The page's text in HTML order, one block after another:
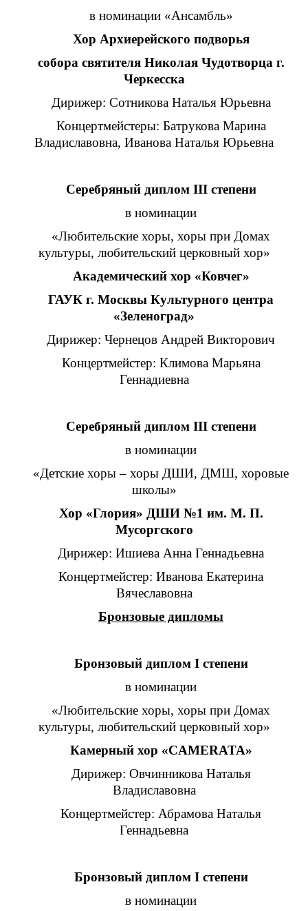
в номинации «Ансамбль»
Хор Архиерейского подворья
собора святителя Николая Чудотворца г.
Черкесска
Дирижер: Сотникова Наталья Юрьевна
Концертмейстеры: Батрукова Марина
Владиславовна, Иванова Наталья Юрьевна
Серебряный диплом III степени
в номинации
«Любительские хоры, хоры при Домах
культуры, любительский церковный хор»
Академический хор «Ковчег»
ГАУК г. Москвы Культурного центра
«Зеленоград»
Дирижер: Чернецов Андрей Викторович
Концертмейстер: Климова Марьяна
Геннадиевна
Серебряный диплом III степени
в номинации
«Детские хоры – хоры ДШИ, ДМШ, хоровые
школы»
Хор «Глория» ДШИ №1 им. М. П.
Мусоргского
Дирижер: Ишиева Анна Геннадьевна
Концертмейстер: Иванова Екатерина
Вячеславовна
Бронзовые дипломы
Бронзовый диплом I степени
в номинации
«Любительские хоры, хоры при Домах
культуры, любительский церковный хор»
Камерный хор «CAMERATA»
Дирижер: Овчинникова Наталья
Владиславовна
Концертмейстер: Абрамова Наталья
Геннадьевна
Бронзовый диплом I степени
в номинации